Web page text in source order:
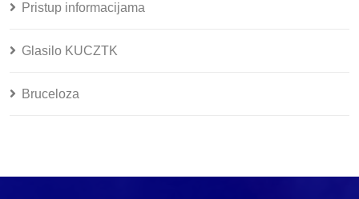
Pristup informacijama
Glasilo KUCZTK
Bruceloza